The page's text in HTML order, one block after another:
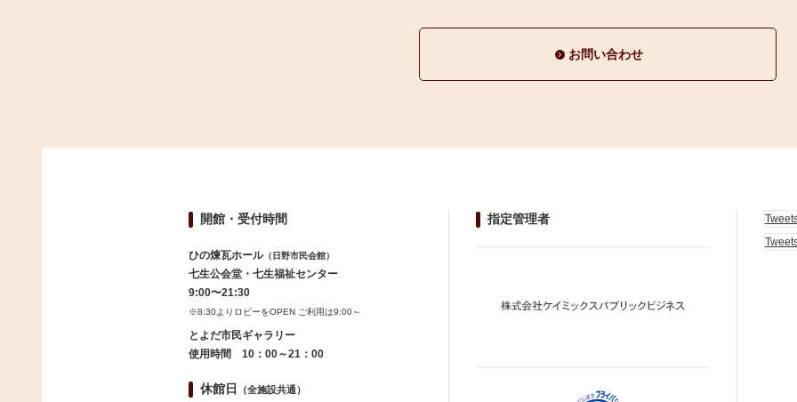
お問い合わせ
開館・受付時間
ひの煉瓦ホール（日野市民会館）
七生公会堂・七生福祉センター
9:00〜21:30
※8:30よりロビーをOPEN ご利用は9:00～
とよだ市民ギャラリー
使用時間 10：00～21：00
休館日 （全施設共通）
指定管理者